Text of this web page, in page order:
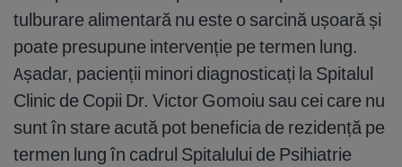
tulburare alimentară nu este o sarcină ușoară și
poate presupune intervenție pe termen lung.
Așadar, pacienții minori diagnosticați la Spitalul
Clinic de Copii Dr. Victor Gomoiu sau cei care nu
sunt în stare acută pot beneficia de rezidență pe
termen lung în cadrul Spitalului de Psihiatrie